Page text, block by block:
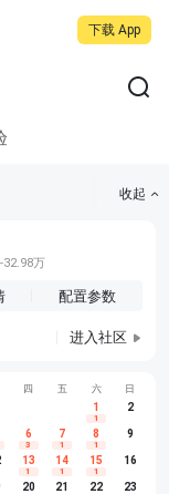
下载 App
收起
32.98万
配置参数
进入社区
售
埃安
长城H10
深蓝S05
四 五 六 日
1
1
2
6
3
7
1
8
1
9
13
1
14
1
15
1
16
20 21 22 23